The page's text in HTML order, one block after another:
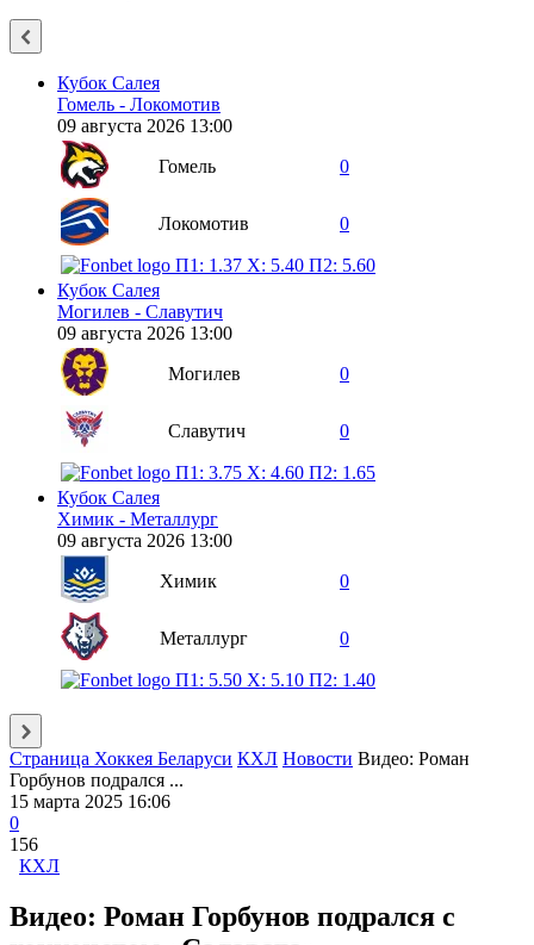
Кубок Салея
Гомель - Локомотив
09 августа 2026 13:00
Гомель
0
Локомотив 0
П1: 1.37 X: 5.40 П2: 5.60
Кубок Салея
Могилев - Славутич
09 августа 2026 13:00
Могилев
0
Славутич 0
П1: 3.75 X: 4.60 П2: 1.65
Кубок Салея
Химик - Металлург
09 августа 2026 13:00
Химик
0
Металлург 0
П1: 5.50 X: 5.10 П2: 1.40
Страница Хоккея Беларуси КХЛ Новости Видео: Роман
Горбунов подрался ...
15 марта 2025 16:06
0
156
КХЛ
Видео: Роман Горбунов подрался с